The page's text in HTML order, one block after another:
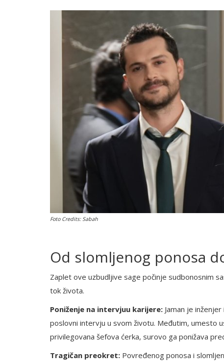
Foto Credits: Sabah
Od slomljenog ponosa
Zaplet ove uzbudljive sage počinje sudbonosnim
tok života.
Poniženje na intervjuu karijere: Jaman je
poslovni intervju u svom životu. Međutim, umesto
privilegovana šefova ćerka, surovo ga ponižava
Tragičan preokret: Povređenog ponosa i